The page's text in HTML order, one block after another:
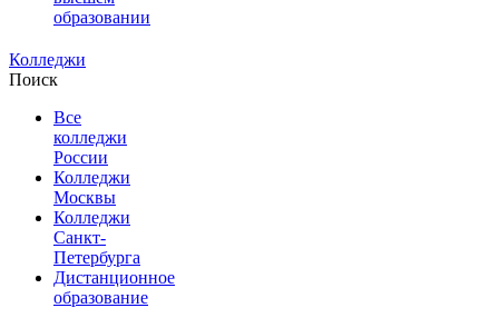
образовании
Колледжи
Поиск
Все
колледжи
России
Колледжи
Москвы
Колледжи
Санкт-
Петербурга
Дистанционное
образование